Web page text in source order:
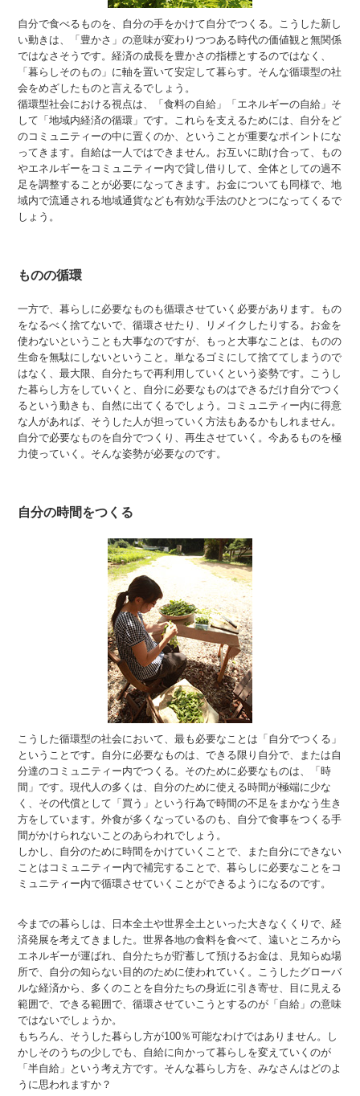
自分で食べるものを、自分の手をかけて自分でつくる。こうした新し
い動きは、「豊かさ」の意味が変わりつつある時代の価値観と無関係
ではなさそうです。経済の成長を豊かさの指標とするのではなく、
「暮らしそのもの」に軸を置いて安定して暮らす。そんな循環型の社
会をめざしたものと言えるでしょう。
循環型社会における視点は、「食料の自給」「エネルギーの自給」そ
して「地域内経済の循環」です。これらを支えるためには、自分をど
のコミュニティーの中に置くのか、ということが重要なポイントにな
ってきます。自給は一人ではできません。お互いに助け合って、もの
やエネルギーをコミュニティー内で貸し借りして、全体としての過不
足を調整することが必要になってきます。お金についても同様で、地
域内で流通される地域通貨なども有効な手法のひとつになってくるで
しょう。
ものの循環
一方で、暮らしに必要なものも循環させていく必要があります。もの
をなるべく捨てないで、循環させたり、リメイクしたりする。お金を
使わないということも大事なのですが、もっと大事なことは、ものの
生命を無駄にしないということ。単なるゴミにして捨ててしまうので
はなく、最大限、自分たちで再利用していくという姿勢です。こうし
た暮らし方をしていくと、自分に必要なものはできるだけ自分でつく
るという動きも、自然に出てくるでしょう。コミュニティー内に得意
な人があれば、そうした人が担っていく方法もあるかもしれません。
自分で必要なものを自分でつくり、再生させていく。今あるものを極
力使っていく。そんな姿勢が必要なのです。
自分の時間をつくる
こうした循環型の社会において、最も必要なことは「自分でつくる」
ということです。自分に必要なものは、できる限り自分で、または自
分達のコミュニティー内でつくる。そのために必要なものは、「時
間」です。現代人の多くは、自分のために使える時間が極端に少な
く、その代償として「買う」という行為で時間の不足をまかなう生き
方をしています。外食が多くなっているのも、自分で食事をつくる手
間がかけられないことのあらわれでしょう。
しかし、自分のために時間をかけていくことで、また自分にできない
ことはコミュニティー内で補完することで、暮らしに必要なことをコ
ミュニティー内で循環させていくことができるようになるのです。
今までの暮らしは、日本全土や世界全土といった大きなくくりで、経
済発展を考えてきました。世界各地の食料を食べて、遠いところから
エネルギーが運ばれ、自分たちが貯蓄して預けるお金は、見知らぬ場
所で、自分の知らない目的のために使われていく。こうしたグローバ
ルな経済から、多くのことを自分たちの身近に引き寄せ、目に見える
範囲で、できる範囲で、循環させていこうとするのが「自給」の意味
ではないでしょうか。
もちろん、そうした暮らし方が100％可能なわけではありません。し
かしそのうちの少しでも、自給に向かって暮らしを変えていくのが
「半自給」という考え方です。そんな暮らし方を、みなさんはどのよ
うに思われますか？